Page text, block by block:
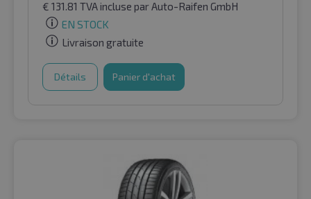
€ 131.81 TVA incluse par Auto-Raifen GmbH
EN STOCK
Livraison gratuite
Détails Panier d'achat